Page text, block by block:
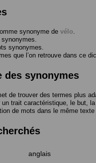
synonyme de vélo.
synonymes.
que l’on retrouve dans ce
des synonymes
de trouver des termes plus
trait caractéristique, le but,
de mots dans le même
anglais